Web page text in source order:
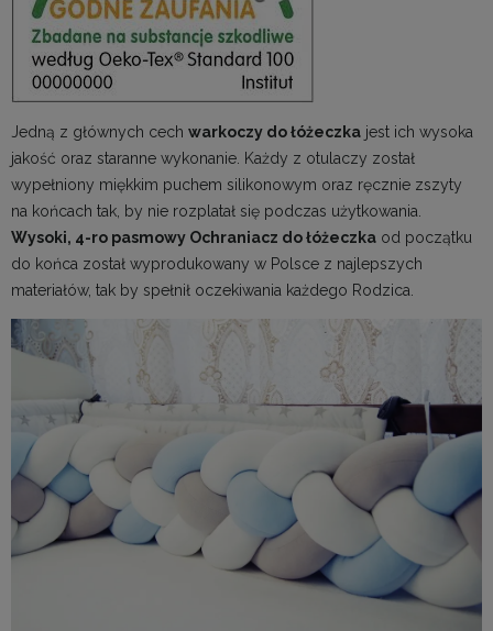
Jedną z głównych cech warkoczy do łóżeczka jest ich wysoka
jakość oraz staranne wykonanie. Każdy z otulaczy został
wypełniony miękkim puchem silikonowym oraz ręcznie zszyty
na końcach tak, by nie rozplatał się podczas użytkowania.
Wysoki, 4-ro pasmowy Ochraniacz do łóżeczka od początku
do końca został wyprodukowany w Polsce z najlepszych
materiałów, tak by spełnił oczekiwania każdego Rodzica.